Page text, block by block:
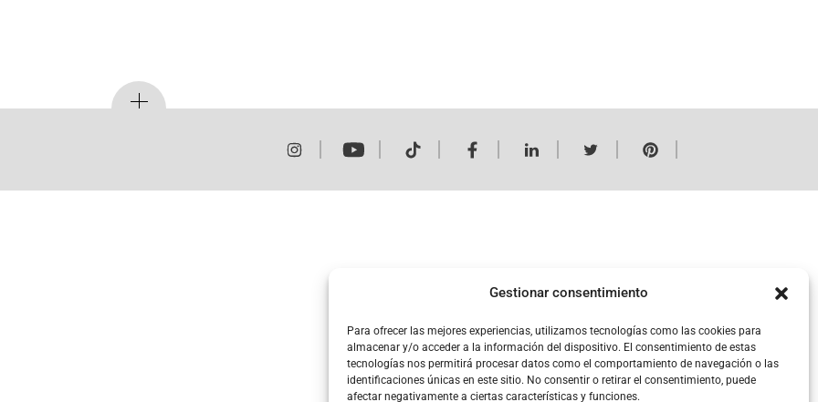
Gestionar consentimiento
Para ofrecer las mejores experiencias, utilizamos tecnologías como las cookies para
almacenar y/o acceder a la información del dispositivo. El consentimiento de estas
tecnologías nos permitirá procesar datos como el comportamiento de navegación o las
identificaciones únicas en este sitio. No consentir o retirar el consentimiento, puede
afectar negativamente a ciertas características y funciones.